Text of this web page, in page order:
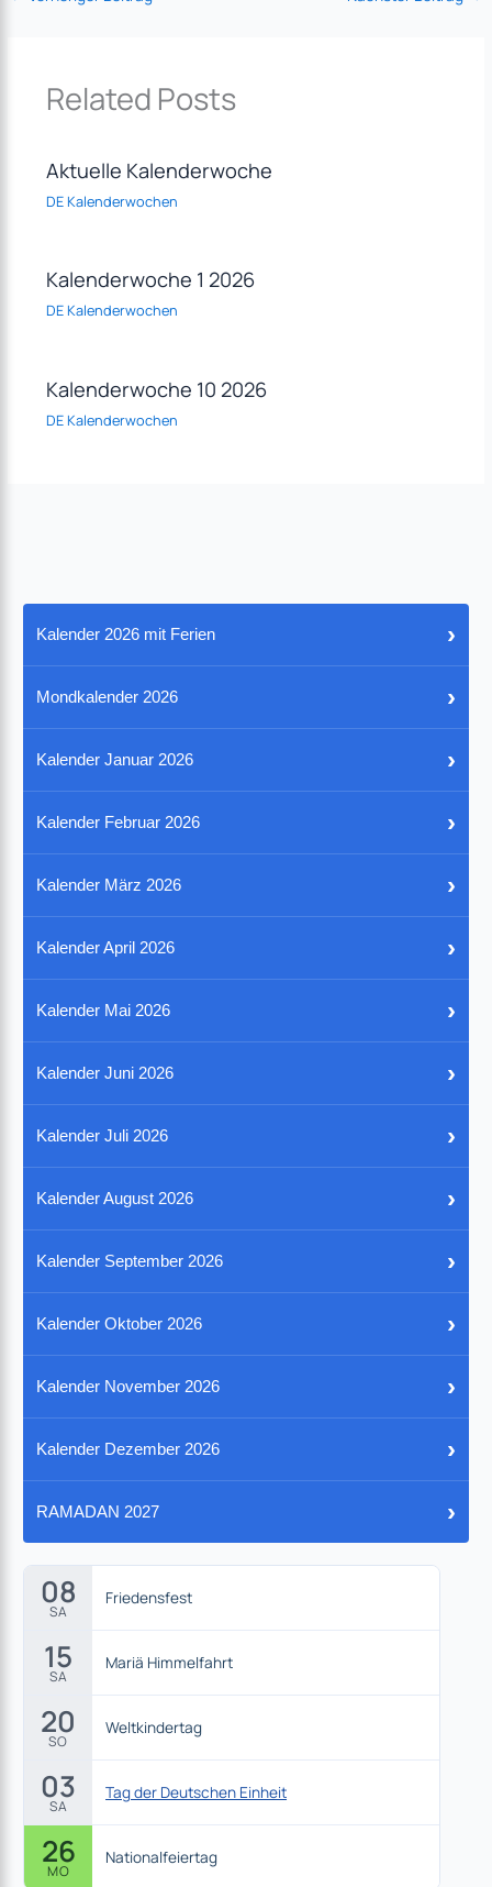
Related Posts
Aktuelle Kalenderwoche
DE Kalenderwochen
Kalenderwoche 1 2026
DE Kalenderwochen
Kalenderwoche 10 2026
DE Kalenderwochen
Kalender 2026 mit Ferien ›
Mondkalender 2026 ›
Kalender Januar 2026 ›
Kalender Februar 2026 ›
Kalender März 2026 ›
Kalender April 2026 ›
Kalender Mai 2026 ›
Kalender Juni 2026 ›
Kalender Juli 2026 ›
Kalender August 2026 ›
Kalender September 2026 ›
Kalender Oktober 2026 ›
Kalender November 2026 ›
Kalender Dezember 2026 ›
RAMADAN 2027 ›
08
SA
Friedensfest
15
SA
Mariä Himmelfahrt
20
SO
Weltkindertag
03
SA
Tag der Deutschen Einheit
26
MO
Nationalfeiertag